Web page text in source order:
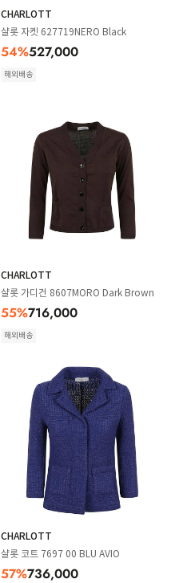
CHARLOTT
샬롯 자켓 627719NERO Black
54%527,000
해외배송
CHARLOTT
샬롯 가디건 8607MORO Dark Brown
55%716,000
해외배송
CHARLOTT
샬롯 코트 7697 00 BLU AVIO
57%736,000